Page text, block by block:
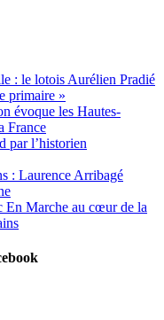
: le lotois Aurélien Pradié
primaire »
évoque les Hautes-
France
par l’historien
: Laurence Arribagé
En Marche au cœur de la